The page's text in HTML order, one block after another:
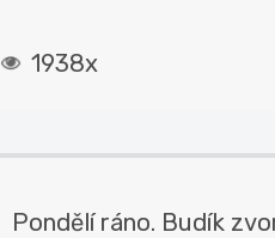
1938x
Pondělí ráno. Budík